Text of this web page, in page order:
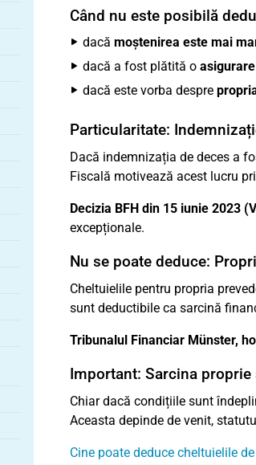
Când nu este posibilă
dacă moștenirea este mai
dacă a fost plătită o
dacă este vorba despre
Particularitate:
Dacă indemnizația de deces a
Fiscală motivează acest lucru
Decizia BFH din 15 iunie 2023
excepționale.
Nu se poate deduce:
Cheltuielile pentru propria
sunt deductibile ca sarcină
Tribunalul Financiar Münster,
Important: Sarcina
Chiar dacă condițiile sunt
Aceasta depinde de venit,
Cine poate deduce cheltuielile